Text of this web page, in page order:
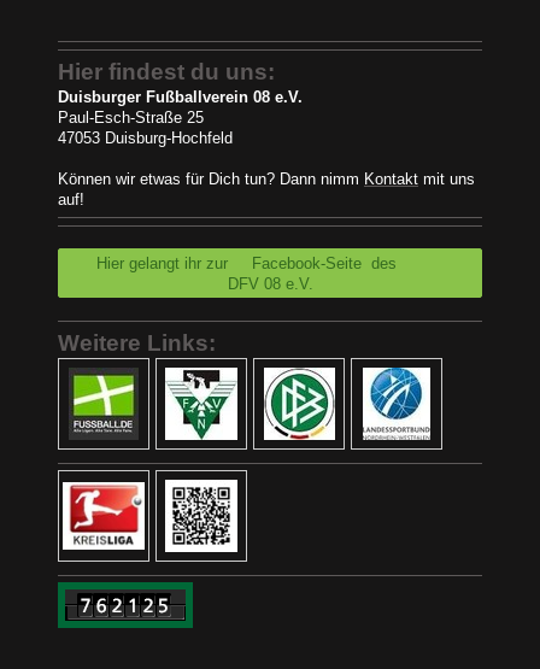
Hier findest du uns:
Duisburger Fußballverein 08 e.V.
Paul-Esch-Straße 25
47053 Duisburg-Hochfeld
Können wir etwas für Dich tun? Dann nimm Kontakt mit uns
auf!
Hier gelangt ihr zur Facebook-Seite des
DFV 08 e.V.
Weitere Links: